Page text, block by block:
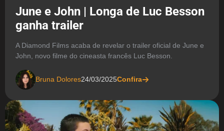
June e John | Longa de Luc Besson
ganha trailer
A Diamond Films acaba de revelar o trailer oficial de June e
John, novo filme do cineasta francês Luc Besson.
Bruna Dolores24/03/2025Confira